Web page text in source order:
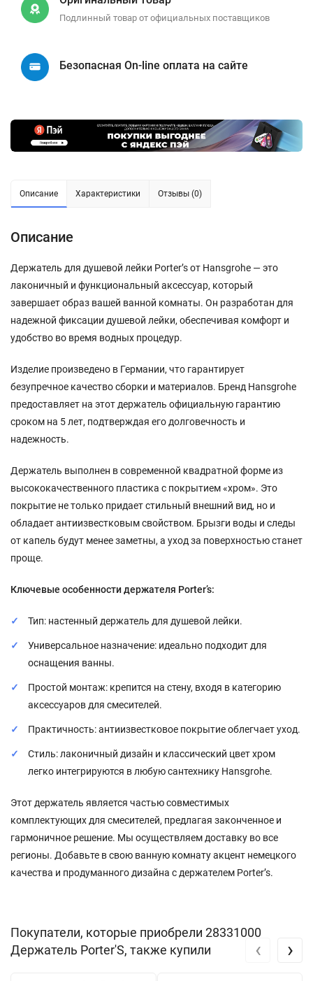
Подлинный товар от официальных поставщиков
Безопасная On-line оплата на сайте
Описание Характеристики Отзывы (0)
Описание
Держатель для душевой лейки Porter’s от Hansgrohe — это
лаконичный и функциональный аксессуар, который
завершает образ вашей ванной комнаты. Он разработан для
надежной фиксации душевой лейки, обеспечивая комфорт и
удобство во время водных процедур.
Изделие произведено в Германии, что гарантирует
безупречное качество сборки и материалов. Бренд Hansgrohe
предоставляет на этот держатель официальную гарантию
сроком на 5 лет, подтверждая его долговечность и
надежность.
Держатель выполнен в современной квадратной форме из
высококачественного пластика с покрытием «хром». Это
покрытие не только придает стильный внешний вид, но и
обладает антиизвестковым свойством. Брызги воды и следы
от капель будут менее заметны, а уход за поверхностью станет
проще.
Ключевые особенности держателя Porter’s:
Тип: настенный держатель для душевой лейки.
Универсальное назначение: идеально подходит для
оснащения ванны.
Простой монтаж: крепится на стену, входя в категорию
аксессуаров для смесителей.
Практичность: антиизвестковое покрытие облегчает уход.
Стиль: лаконичный дизайн и классический цвет хром
легко интегрируются в любую сантехнику Hansgrohe.
Этот держатель является частью совместимых
комплектующих для смесителей, предлагая законченное и
гармоничное решение. Мы осуществляем доставку во все
регионы. Добавьте в свою ванную комнату акцент немецкого
качества и продуманного дизайна с держателем Porter’s.
Покупатели, которые приобрели 28331000
Держатель Porter'S, также купили
‹ ›